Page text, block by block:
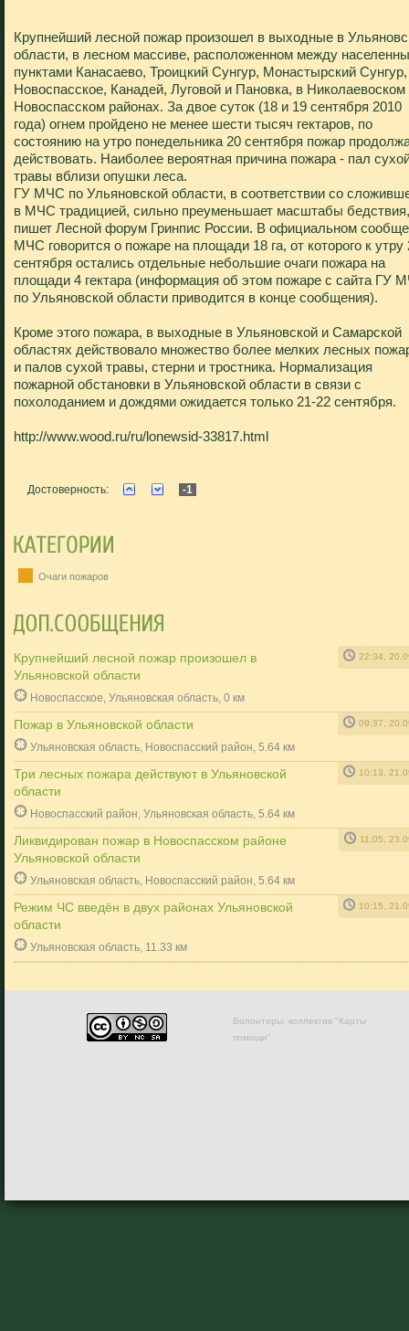
Крупнейший лесной пожар произошел в выходные в
области, в лесном массиве, расположенном между
пунктами Канасаево, Троицкий Сунгур, Монастырский Сунгур,
Новоспасское, Канадей, Луговой и Пановка, в Николаевоском
Новоспасском районах. За двое суток (18 и 19 сентября 2010
года) огнем пройдено не менее шести тысяч гектаров, по
состоянию на утро понедельника 20 сентября пожар
действовать. Наиболее вероятная причина пожара - пал
травы вблизи опушки леса.
ГУ МЧС по Ульяновской области, в соответствии со
в МЧС традицией, сильно преуменьшает масштабы бедствия,
пишет Лесной форум Гринпис России. В официальном
МЧС говорится о пожаре на площади 18 га, от которого к утру
сентября остались отдельные небольшие очаги пожара на
площади 4 гектара (информация об этом пожаре с сайта ГУ
по Ульяновской области приводится в конце сообщения).
Кроме этого пожара, в выходные в Ульяновской и Самарской
областях действовало множество более мелких лесных
и палов сухой травы, стерни и тростника. Нормализация
пожарной обстановки в Ульяновской области в связи с
похолоданием и дождями ожидается только 21-22 сентября.
http://www.wood.ru/ru/lonewsid-33817.html
Достоверность: -1
Очаги пожаров
Крупнейший лесной пожар произошел в
Ульяновской области
22:34,
Новоспасское, Ульяновская область, 0 км
Пожар в Ульяновской области 09:37,
Ульяновская область, Новоспасский район, 5.64 км
Три лесных пожара действуют в Ульяновской
области
10:13,
Новоспасский район, Ульяновская область, 5.64 км
Ликвидирован пожар в Новоспасском районе
Ульяновской области
11:05,
Ульяновская область, Новоспасский район, 5.64 км
Режим ЧС введён в двух районах Ульяновской
области
10:15,
Ульяновская область, 11.33 км
Волонтеры, коллектив "Карты
помощи"